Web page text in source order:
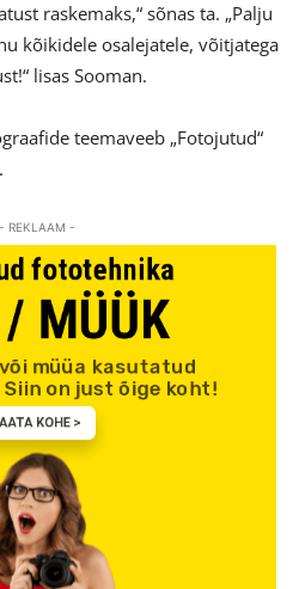
raskemaks,“ sõnas ta. „Palju
kõikidele osalejatele, võitjatega
lisas Sooman.
teemaveeb „Fotojutud“
- REKLAAM -